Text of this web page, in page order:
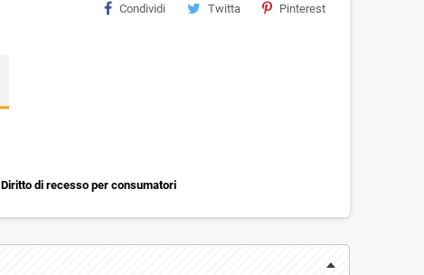
Condividi Twitta Pinterest
Diritto di recesso per consumatori